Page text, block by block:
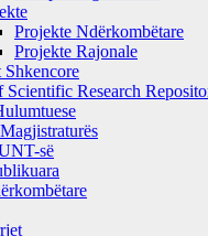
Projekte Ndërkombëtare
Projekte Rajonale
Scientific Research
së